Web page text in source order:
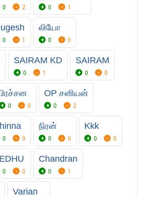
0 2 0 1
0 1
லியோ
0 0
SAIRAM KD
0 1
SAIRAM
0 0
0 0
OP சனியன்
0 2
0 0
நிரன்
0 0
Kkk
0 0
0 0
Chandran
0 1
Varian